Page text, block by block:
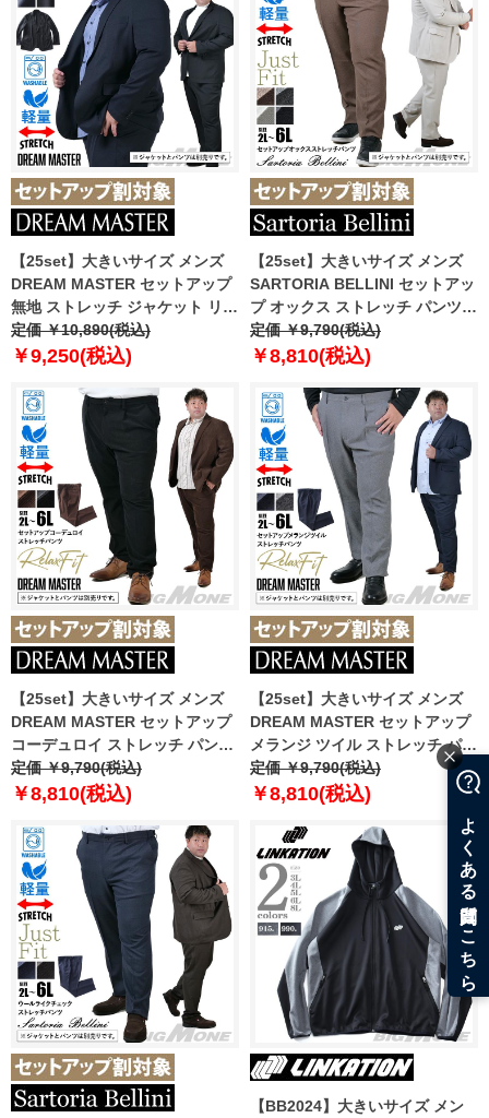
【25set】大きいサイズ メンズ
DREAM MASTER セットアップ
無地 ストレッチ ジャケット リラ
ックスフィット 軽量 ウォッシャ
ブル イージーケア ライフスーツ
定価 ￥10,890(税込)
￥9,250(税込)
【25set】大きいサイズ メンズ
SARTORIA BELLINI セットアッ
プ オックス ストレッチ パンツ
ジャストフィット 軽量 ウォッシ
ャブル イージーケア ライフスー
定価 ￥9,790(税込)
￥8,810(税込)
【25set】大きいサイズ メンズ
DREAM MASTER セットアップ
コーデュロイ ストレッチ パンツ
リラックスフィット 軽量 ウォッ
シャブル イージーケア ライフス
定価 ￥9,790(税込)
￥8,810(税込)
【25set】大きいサイズ メンズ
DREAM MASTER セットアップ
メランジ ツイル ストレッチ パン
ツ リラックスフィット 軽量 ウォ
ッシャブル イージーケア ライフ
定価 ￥9,790(税込)
￥8,810(税込)
【BB2024】大きいサイズ メン